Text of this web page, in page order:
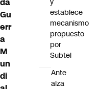
Gu
err
a
M
un
di
establece
mecanismo
propuesto
por
Subtel
Ante
alza